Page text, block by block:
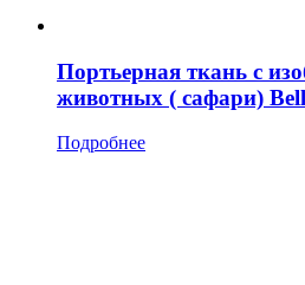
Портьерная ткань с
животных ( сафари)
Подробнее